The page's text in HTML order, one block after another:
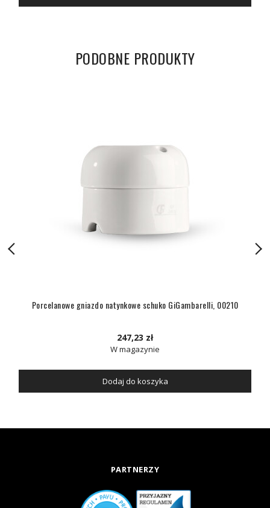
PODOBNE PRODUKTY
Porcelanowe gniazdo natynkowe schuko GiGambarelli, 00210
247,23 zł
W magazynie
Dodaj do koszyka
PARTNERZY